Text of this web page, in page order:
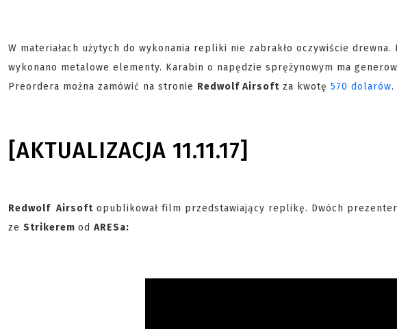
W materiałach użytych do wykonania repliki nie zabrakło oczywiście
wykonano metalowe elementy. Karabin o napędzie sprężynowym ma
Preordera można zamówić na stronie Redwolf Airsoft za kwotę 570 dolarów.
[AKTUALIZACJA 11.11.17]
Redwolf Airsoft opublikował film przedstawiający replikę. Dwóch
ze Strikerem od ARESa: